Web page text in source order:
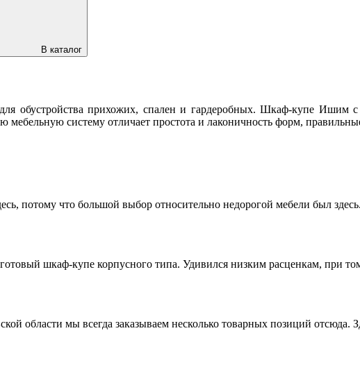
В каталог
обустройства прихожих, спален и гардеробных. Шкаф-купе Ишим
мебельную систему отличает простота и лаконичность форм,
потому что большой выбор относительно недорогой мебели был
шкаф-купе корпусного типа. Удивился низким расценкам, при
области мы всегда заказываем несколько товарных позиций